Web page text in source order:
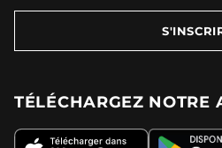
TÉLÉCHARGEZ NOTRE